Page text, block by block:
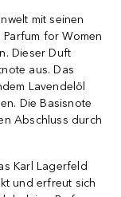
mit seinen
for Women
Dieser Duft
aus. Das
Lavendelöl
Die Basisnote
Abschluss durch
Karl Lagerfeld
und erfreut sich